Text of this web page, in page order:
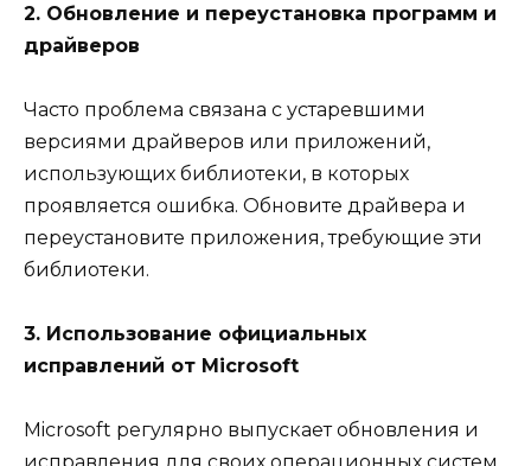
2. Обновление и переустановка программ и
драйверов
Часто проблема связана с устаревшими
версиями драйверов или приложений,
использующих библиотеки, в которых
проявляется ошибка. Обновите драйвера и
переустановите приложения, требующие эти
библиотеки.
3. Использование официальных
исправлений от Microsoft
Microsoft регулярно выпускает обновления и